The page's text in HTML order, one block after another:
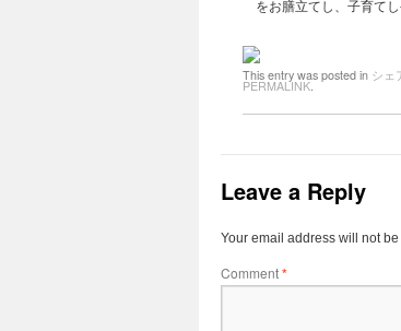
をお膳立てし、子育て
This entry was posted in シェ
PERMALINK.
Leave a Reply
Your email address will not
Comment*